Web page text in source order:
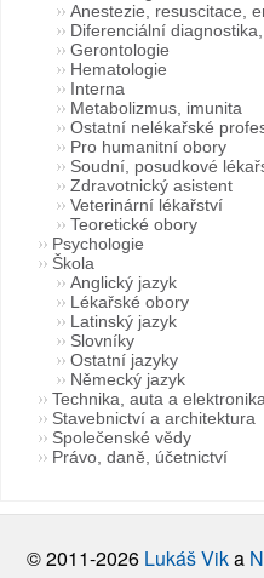
Anestezie, resuscitace,
Diferenciální
Gerontologie
Hematologie
Interna
Metabolizmus, imunita
Ostatní nelékařské
Pro humanitní obory
Soudní, posudkové
Zdravotnický asistent
Veterinární lékařství
Teoretické obory
Psychologie
Škola
Anglický jazyk
Lékařské obory
Latinský jazyk
Slovníky
Ostatní jazyky
Německý jazyk
Technika, auta a elektronika
Stavebnictví a architektura
Společenské vědy
Právo, daně, účetnictví
© 2011-2026 Lukáš Vika